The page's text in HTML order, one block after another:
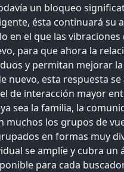
un bloqueo
ésta continuará su
en el que las
para que ahora la
y permitan mejorar
nuevo, esta respuesta
de interacción mayor
sea la familia, la
muchos los grupos de
en formas muy
se amplíe y cubra un
para cada